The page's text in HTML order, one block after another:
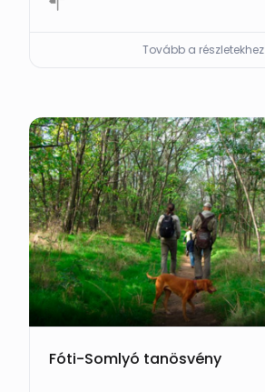
Tovább a részletekhez
Fóti-Somlyó tanösvény